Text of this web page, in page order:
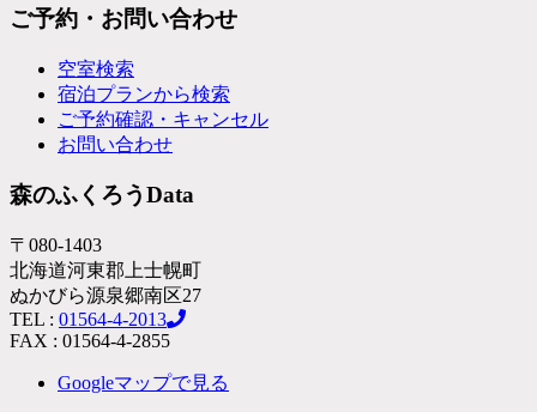
ご予約・お問い合わせ
空室検索
宿泊プランから検索
ご予約確認・キャンセル
お問い合わせ
森のふくろうData
〒080-1403
北海道河東郡上士幌町
ぬかびら源泉郷南区27
TEL : 01564-4-2013
FAX : 01564-4-2855
Googleマップで見る